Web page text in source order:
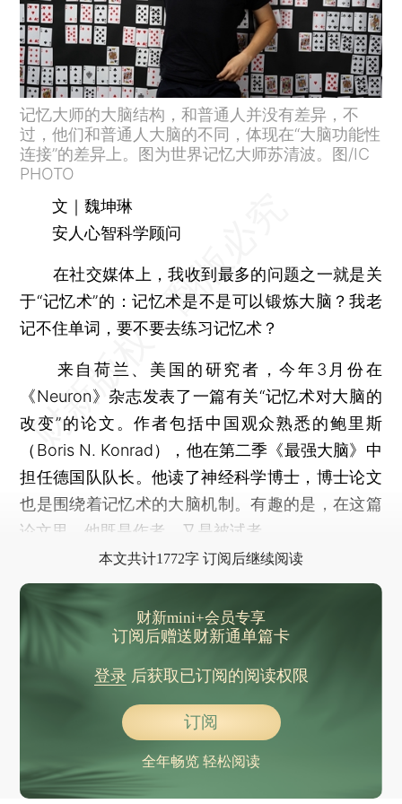
记忆大师的大脑结构，和普通人并没有差异，不
过，他们和普通人大脑的不同，体现在“大脑功能性
连接”的差异上。图为世界记忆大师苏清波。图/IC
PHOTO
文｜魏坤琳
安人心智科学顾问
在社交媒体上，我收到最多的问题之一就是关
于“记忆术”的：记忆术是不是可以锻炼大脑？我老
记不住单词，要不要去练习记忆术？
来自荷兰、美国的研究者，今年3月份在
《Neuron》杂志发表了一篇有关“记忆术对大脑的
改变”的论文。作者包括中国观众熟悉的鲍里斯
（Boris N. Konrad），他在第二季《最强大脑》中
担任德国队队长。他读了神经科学博士，博士论文
也是围绕着记忆术的大脑机制。有趣的是，在这篇
论文里，他既是作者，又是被试者。
本文共计1772字 订阅后继续阅读
财新mini+会员专享
订阅后赠送财新通单篇卡
登录后获取已订阅的阅读权限
订阅
全年畅览 轻松阅读